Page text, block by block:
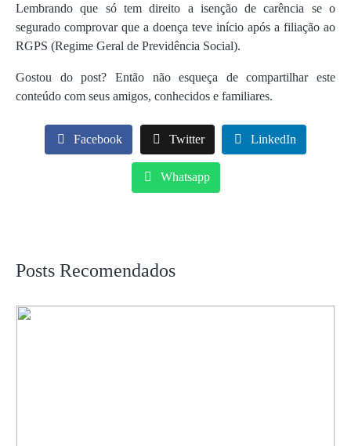
Lembrando que só tem direito a isenção de carência se o
segurado comprovar que a doença teve início após a filiação ao
RGPS (Regime Geral de Previdência Social).
Gostou do post? Então não esqueça de compartilhar este
conteúdo com seus amigos, conhecidos e familiares.
Facebook Twitter LinkedIn
Whatsapp
Posts Recomendados